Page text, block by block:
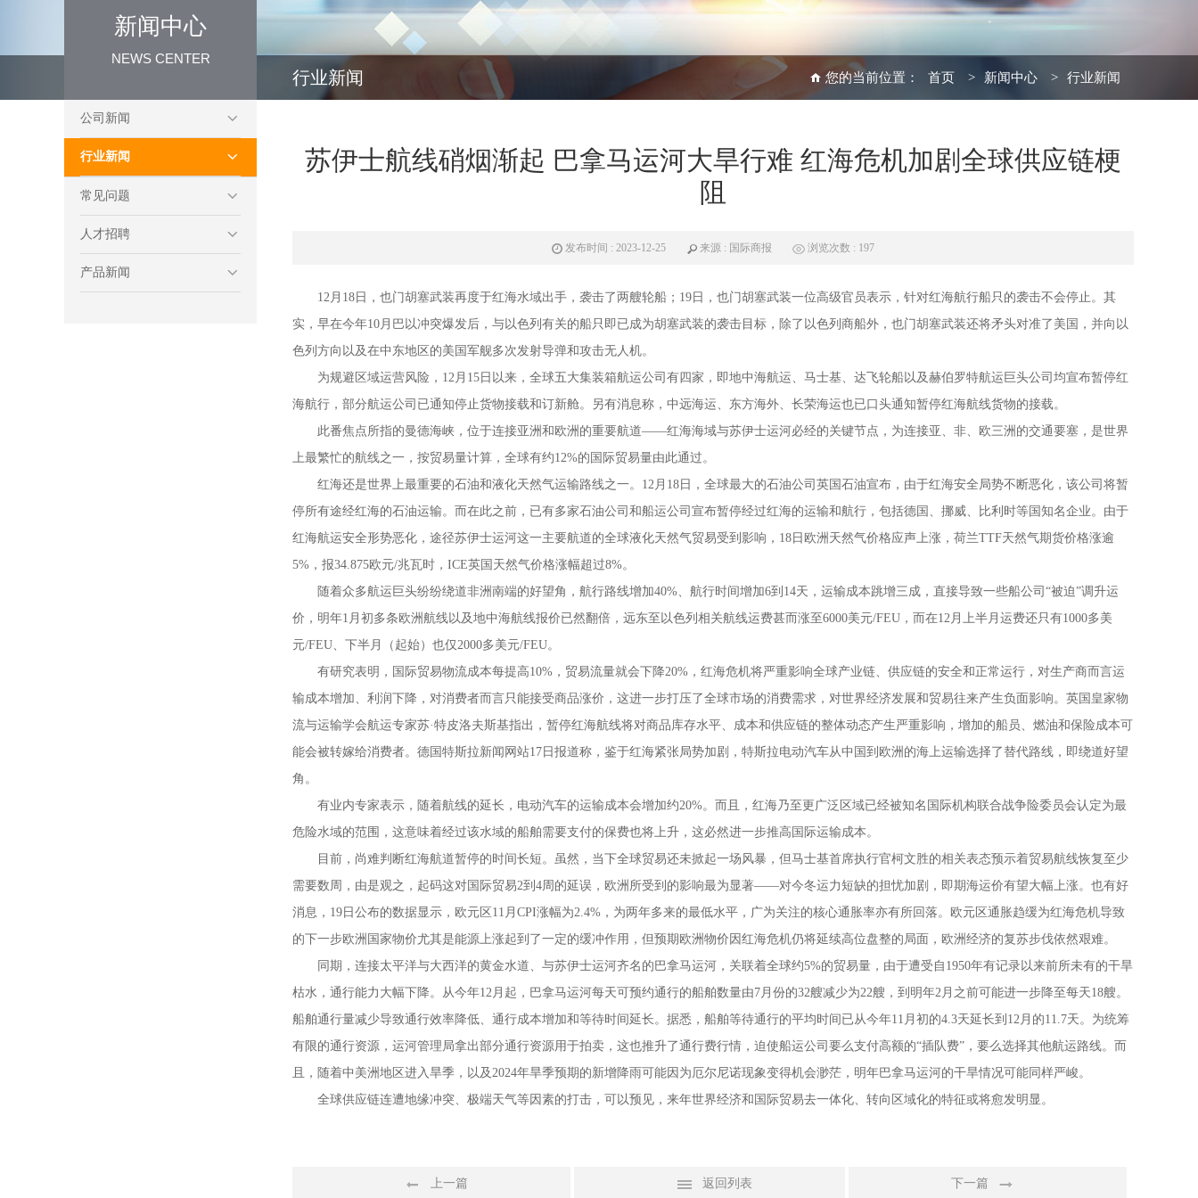
新闻中心
NEWS CENTER
公司新闻
行业新闻
常见问题
人才招聘
产品新闻
行业新闻 您的当前位置： 首页 > 新闻中心 > 行业新闻
苏伊士航线硝烟渐起 巴拿马运河大旱行难 红海危机加剧全球供应链梗
阻
发布时间 : 2023-12-25 来源 : 国际商报 浏览次数 : 197
12月18日，也门胡塞武装再度于红海水域出手，袭击了两艘轮船；19日，也门胡塞武装一位高级官员表示，针对红海航行船只的袭击不会停止。其
实，早在今年10月巴以冲突爆发后，与以色列有关的船只即已成为胡塞武装的袭击目标，除了以色列商船外，也门胡塞武装还将矛头对准了美国，并向以
色列方向以及在中东地区的美国军舰多次发射导弹和攻击无人机。
为规避区域运营风险，12月15日以来，全球五大集装箱航运公司有四家，即地中海航运、马士基、达飞轮船以及赫伯罗特航运巨头公司均宣布暂停红
海航行，部分航运公司已通知停止货物接载和订新舱。另有消息称，中远海运、东方海外、长荣海运也已口头通知暂停红海航线货物的接载。
此番焦点所指的曼德海峡，位于连接亚洲和欧洲的重要航道——红海海域与苏伊士运河必经的关键节点，为连接亚、非、欧三洲的交通要塞，是世界
上最繁忙的航线之一，按贸易量计算，全球有约12%的国际贸易量由此通过。
红海还是世界上最重要的石油和液化天然气运输路线之一。12月18日，全球最大的石油公司英国石油宣布，由于红海安全局势不断恶化，该公司将暂
停所有途经红海的石油运输。而在此之前，已有多家石油公司和船运公司宣布暂停经过红海的运输和航行，包括德国、挪威、比利时等国知名企业。由于
红海航运安全形势恶化，途径苏伊士运河这一主要航道的全球液化天然气贸易受到影响，18日欧洲天然气价格应声上涨，荷兰TTF天然气期货价格涨逾
5%，报34.875欧元/兆瓦时，ICE英国天然气价格涨幅超过8%。
随着众多航运巨头纷纷绕道非洲南端的好望角，航行路线增加40%、航行时间增加6到14天，运输成本跳增三成，直接导致一些船公司“被迫”调升运
价，明年1月初多条欧洲航线以及地中海航线报价已然翻倍，远东至以色列相关航线运费甚而涨至6000美元/FEU，而在12月上半月运费还只有1000多美
元/FEU、下半月（起始）也仅2000多美元/FEU。
有研究表明，国际贸易物流成本每提高10%，贸易流量就会下降20%，红海危机将严重影响全球产业链、供应链的安全和正常运行，对生产商而言运
输成本增加、利润下降，对消费者而言只能接受商品涨价，这进一步打压了全球市场的消费需求，对世界经济发展和贸易往来产生负面影响。英国皇家物
流与运输学会航运专家苏·特皮洛夫斯基指出，暂停红海航线将对商品库存水平、成本和供应链的整体动态产生严重影响，增加的船员、燃油和保险成本可
能会被转嫁给消费者。德国特斯拉新闻网站17日报道称，鉴于红海紧张局势加剧，特斯拉电动汽车从中国到欧洲的海上运输选择了替代路线，即绕道好望
角。
有业内专家表示，随着航线的延长，电动汽车的运输成本会增加约20%。而且，红海乃至更广泛区域已经被知名国际机构联合战争险委员会认定为最
危险水域的范围，这意味着经过该水域的船舶需要支付的保费也将上升，这必然进一步推高国际运输成本。
目前，尚难判断红海航道暂停的时间长短。虽然，当下全球贸易还未掀起一场风暴，但马士基首席执行官柯文胜的相关表态预示着贸易航线恢复至少
需要数周，由是观之，起码这对国际贸易2到4周的延误，欧洲所受到的影响最为显著——对今冬运力短缺的担忧加剧，即期海运价有望大幅上涨。也有好
消息，19日公布的数据显示，欧元区11月CPI涨幅为2.4%，为两年多来的最低水平，广为关注的核心通胀率亦有所回落。欧元区通胀趋缓为红海危机导致
的下一步欧洲国家物价尤其是能源上涨起到了一定的缓冲作用，但预期欧洲物价因红海危机仍将延续高位盘整的局面，欧洲经济的复苏步伐依然艰难。
同期，连接太平洋与大西洋的黄金水道、与苏伊士运河齐名的巴拿马运河，关联着全球约5%的贸易量，由于遭受自1950年有记录以来前所未有的干旱
枯水，通行能力大幅下降。从今年12月起，巴拿马运河每天可预约通行的船舶数量由7月份的32艘减少为22艘，到明年2月之前可能进一步降至每天18艘。
船舶通行量减少导致通行效率降低、通行成本增加和等待时间延长。据悉，船舶等待通行的平均时间已从今年11月初的4.3天延长到12月的11.7天。为统筹
有限的通行资源，运河管理局拿出部分通行资源用于拍卖，这也推升了通行费行情，迫使船运公司要么支付高额的“插队费”，要么选择其他航运路线。而
且，随着中美洲地区进入旱季，以及2024年旱季预期的新增降雨可能因为厄尔尼诺现象变得机会渺茫，明年巴拿马运河的干旱情况可能同样严峻。
全球供应链连遭地缘冲突、极端天气等因素的打击，可以预见，来年世界经济和国际贸易去一体化、转向区域化的特征或将愈发明显。
上一篇 返回列表 下一篇